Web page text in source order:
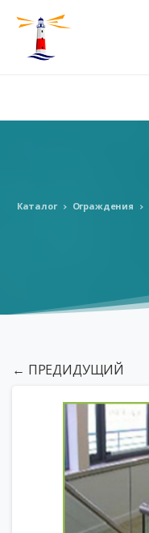
Каталог Ограждения
← ПРЕДИДУЩИЙ